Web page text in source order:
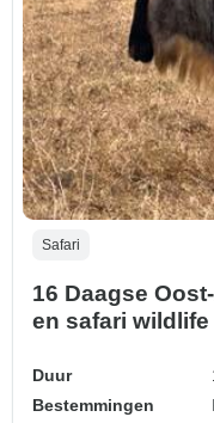
Safari
16 Daagse
en safari
Duur
Bestemmingen